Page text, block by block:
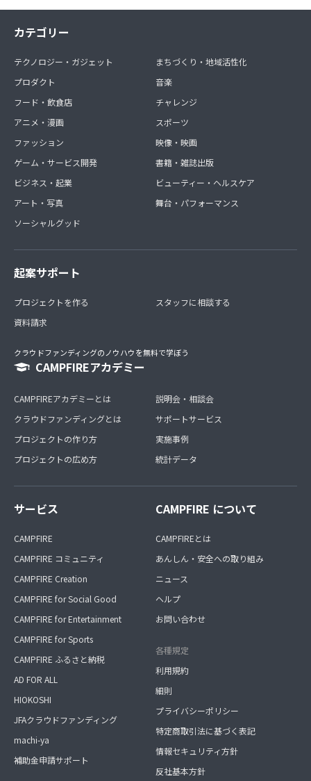
カテゴリー
テクノロジー・ガジェット
プロダクト
フード・飲食店
アニメ・漫画
ファッション
ゲーム・サービス開発
ビジネス・起業
アート・写真
ソーシャルグッド
まちづくり・地域活性化
音楽
チャレンジ
スポーツ
映像・映画
書籍・雑誌出版
ビューティー・ヘルスケア
舞台・パフォーマンス
起案サポート
プロジェクトを作る
資料請求
スタッフに相談する
クラウドファンディングのノウハウを無料で学ぼう
CAMPFIREアカデミー
CAMPFIREアカデミーとは
クラウドファンディングとは
プロジェクトの作り方
プロジェクトの広め方
説明会・相談会
サポートサービス
実施事例
統計データ
サービス
CAMPFIRE
CAMPFIRE コミュニティ
CAMPFIRE Creation
CAMPFIRE for Social Good
CAMPFIRE for Entertainment
CAMPFIRE for Sports
CAMPFIRE ふるさと納税
AD FOR ALL
HIOKOSHI
JFAクラウドファンディング
machi-ya
補助金申請サポート
CAMPFIRE について
CAMPFIREとは
あんしん・安全への取り組み
ニュース
ヘルプ
お問い合わせ
各種規定
利用規約
細則
プライバシーポリシー
特定商取引法に基づく表記
情報セキュリティ方針
反社基本方針